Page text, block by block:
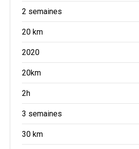
2 semaines
20 km
2020
20km
2h
3 semaines
30 km